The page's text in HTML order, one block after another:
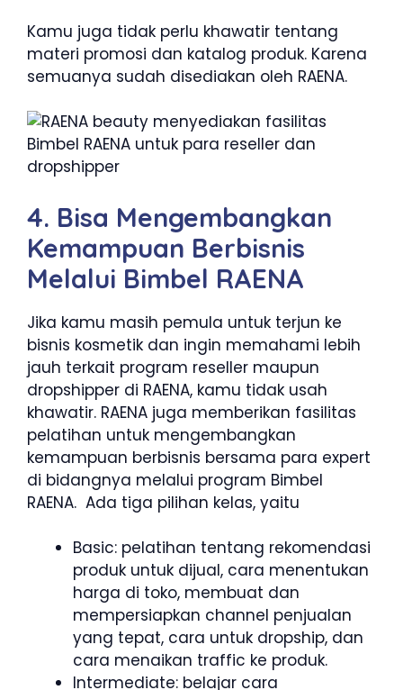
Kamu juga tidak perlu khawatir tentang
materi promosi dan katalog produk. Karena
semuanya sudah disediakan oleh RAENA.
4. Bisa Mengembangkan
Kemampuan Berbisnis
Melalui Bimbel RAENA
Jika kamu masih pemula untuk terjun ke
bisnis kosmetik dan ingin memahami lebih
jauh terkait program reseller maupun
dropshipper di RAENA, kamu tidak usah
khawatir. RAENA juga memberikan fasilitas
pelatihan untuk mengembangkan
kemampuan berbisnis bersama para expert
di bidangnya melalui program Bimbel
RAENA. Ada tiga pilihan kelas, yaitu
Basic: pelatihan tentang rekomendasi
produk untuk dijual, cara menentukan
harga di toko, membuat dan
mempersiapkan channel penjualan
yang tepat, cara untuk dropship, dan
cara menaikan traffic ke produk.
Intermediate: belajar cara